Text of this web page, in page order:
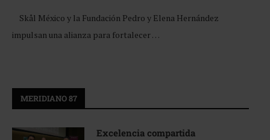
Skål México y la Fundación Pedro y Elena Hernández
impulsan una alianza para fortalecer …
MERIDIANO 87
Excelencia compartida